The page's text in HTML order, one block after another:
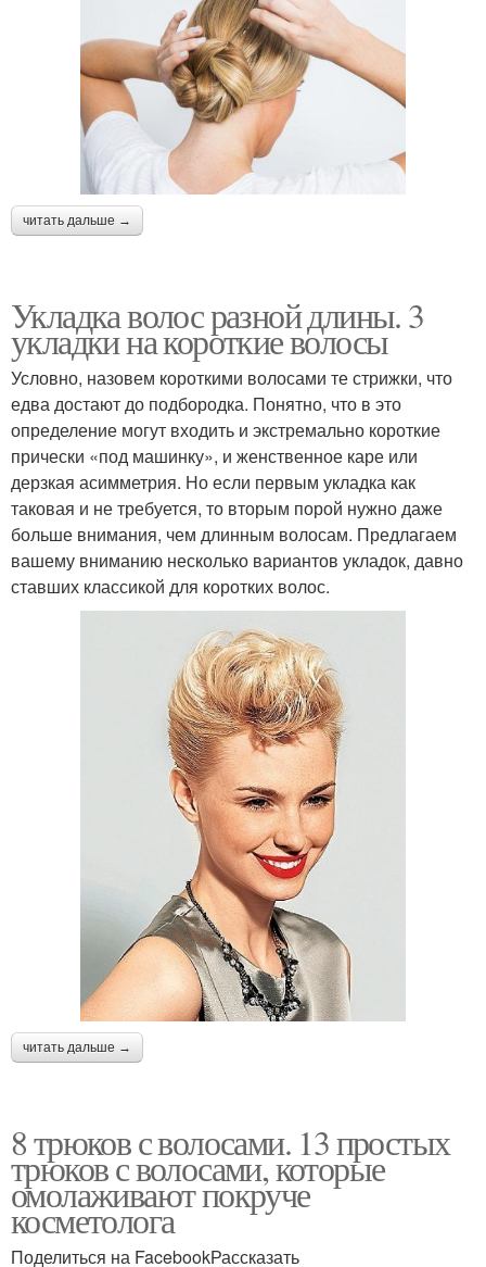
читать дальше →
Укладка волос разной длины. 3
укладки на короткие волосы
Условно, назовем короткими волосами те стрижки, что
едва достают до подбородка. Понятно, что в это
определение могут входить и экстремально короткие
прически «под машинку», и женственное каре или
дерзкая асимметрия. Но если первым укладка как
таковая и не требуется, то вторым порой нужно даже
больше внимания, чем длинным волосам. Предлагаем
вашему вниманию несколько вариантов укладок, давно
ставших классикой для коротких волос.
читать дальше →
8 трюков с волосами. 13 простых
трюков с волосами, которые
омолаживают покруче
косметолога
Поделиться на FacebookРассказать